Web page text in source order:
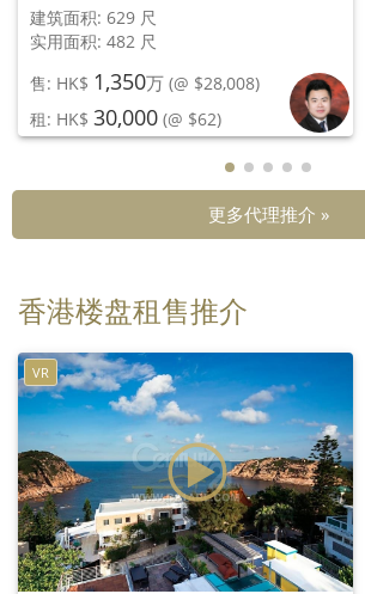
建筑面积: 629 尺
实用面积: 482 尺
售: HK$ 1,350万 (@ $28,008)
租: HK$ 30,000 (@ $62)
更多代理推介 »
香港楼盘租售推介
VR